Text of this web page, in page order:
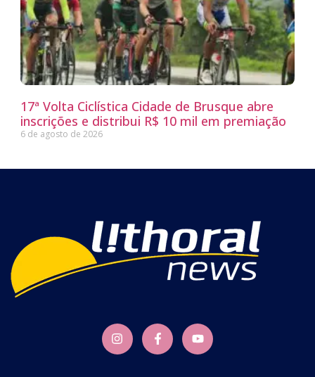
17ª Volta Ciclística Cidade de Brusque abre
inscrições e distribui R$ 10 mil em premiação
6 de agosto de 2026